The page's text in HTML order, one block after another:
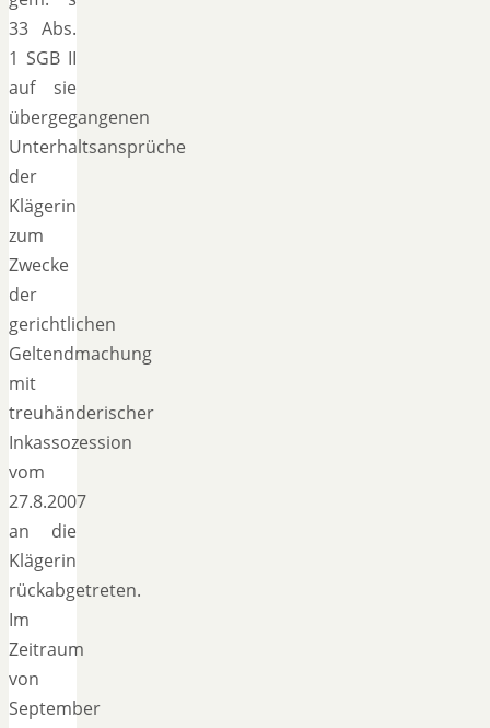
33 Abs.
1 SGB II
auf sie
übergegangenen
Unterhaltsansprüche
der
Klägerin
zum
Zwecke
der
gerichtlichen
Geltendmachung
mit
treuhänderischer
Inkassozession
vom
27.8.2007
an die
Klägerin
rückabgetreten.
Im
Zeitraum
von
September